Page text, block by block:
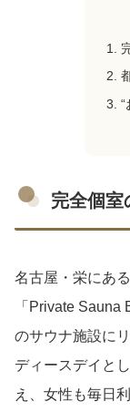
“
完全個室
名古屋・栄にあ
「Private
のサウナ施設に
ディースデイと
え、女性も毎日